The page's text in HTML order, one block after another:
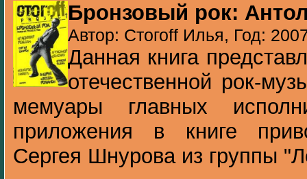
Бронзовый рок:
Автор: Стогоff Илья, Год:
Данная книга
отечественной рок-
мемуары главных
приложения в книге
Сергея Шнурова из группы